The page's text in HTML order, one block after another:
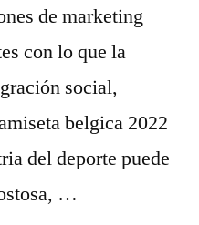
de marketing
con lo que la
social,
belgica 2022
del deporte puede
…